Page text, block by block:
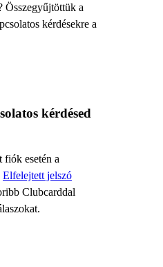
Összegyűjtöttük a
kérdésekre a
kérdésed
esetén a
Elfelejtett jelszó
Clubcarddal